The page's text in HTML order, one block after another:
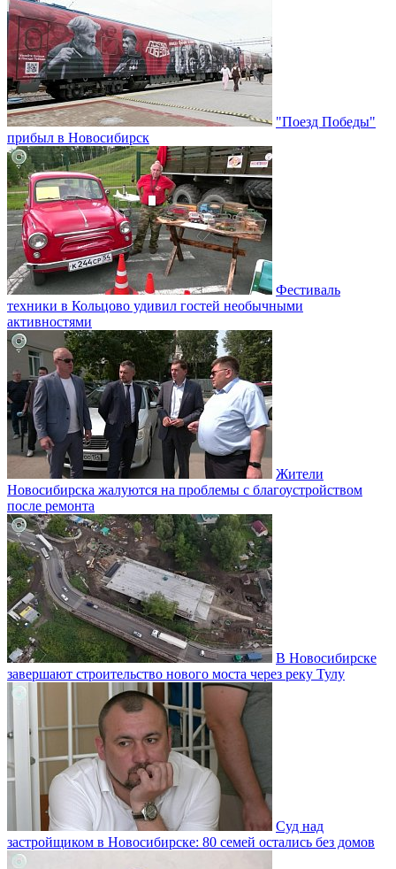
"Поезд Победы"
прибыл в Новосибирск
Фестиваль
техники в Кольцово удивил гостей необычными
активностями
Жители
Новосибирска жалуются на проблемы с благоустройством
после ремонта
В Новосибирске
завершают строительство нового моста через реку Тулу
Суд над
застройщиком в Новосибирске: 80 семей остались без домов